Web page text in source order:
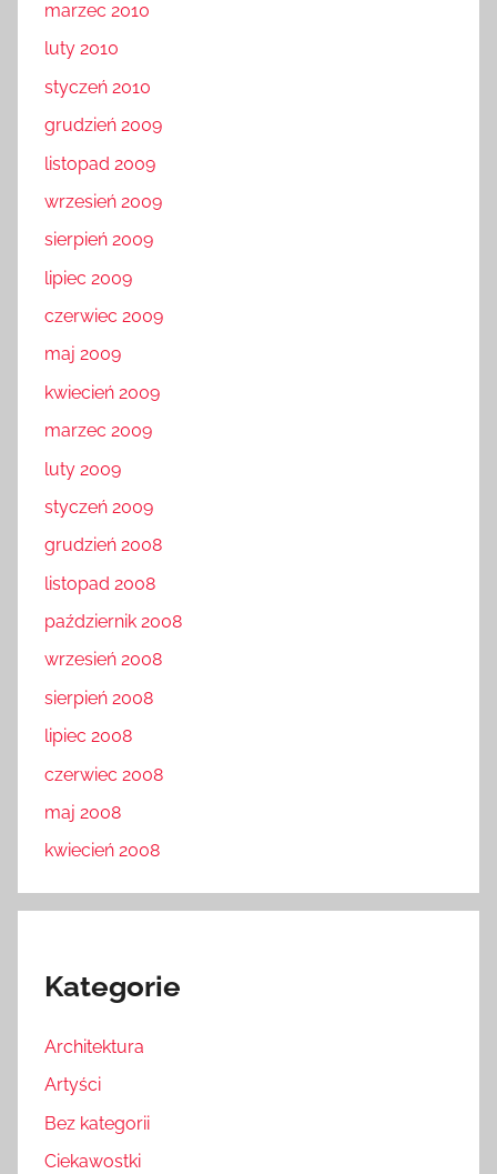
marzec 2010
luty 2010
styczeń 2010
grudzień 2009
listopad 2009
wrzesień 2009
sierpień 2009
lipiec 2009
czerwiec 2009
maj 2009
kwiecień 2009
marzec 2009
luty 2009
styczeń 2009
grudzień 2008
listopad 2008
październik 2008
wrzesień 2008
sierpień 2008
lipiec 2008
czerwiec 2008
maj 2008
kwiecień 2008
Kategorie
Architektura
Artyści
Bez kategorii
Ciekawostki